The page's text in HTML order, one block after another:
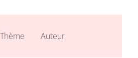
Thème Auteur